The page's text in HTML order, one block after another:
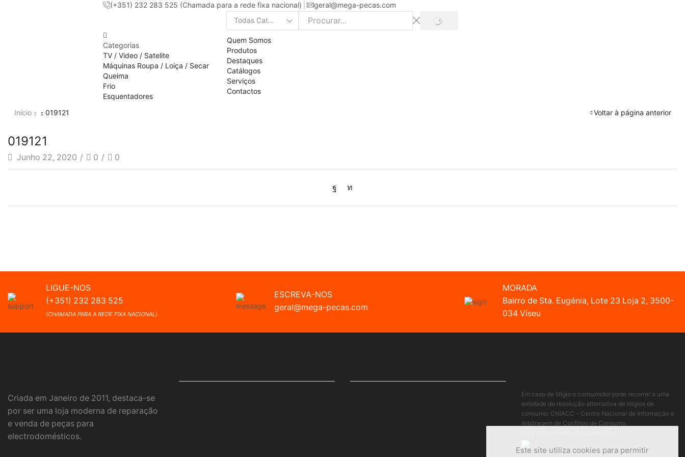
(+351) 232 283 525 (Chamada para a rede fixa nacional) geral@mega-pecas.com
Search
PROCURAR
Categorias
TV / Video / Satelite
Máquinas Roupa / Loiça / Secar
Queima
Frio
Esquentadores
Quem Somos
Produtos
Destaques
Catálogos
Serviços
Contactos
Voltar à página anterior
Início 019121
019121
Junho 22, 2020 / 0 / 0
LIGUE-NOS
(+351) 232 283 525
(CHAMADA PARA A REDE FIXA NACIONAL)
ESCREVA-NOS
geral@mega-pecas.com
MORADA
Bairro de Sta. Eugénia, Lote 23 Loja 2, 3500-
034 Viseu
Criada em Janeiro de 2011, destaca-se
por ser uma loja moderna de reparação
e venda de peças para
electrodomésticos.
Em caso de litígio o consumidor pode recorrer a uma
entidade de resolução alternativa de litígios de
consumo: CNIACC – Centro Nacional de Informação e
Arbitragem de Conflitos de Consumo.
Este site utiliza cookies para permitir